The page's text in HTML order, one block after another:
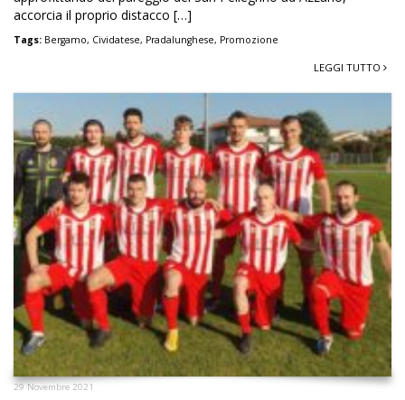
accorcia il proprio distacco […]
Tags: Bergamo, Cividatese, Pradalunghese, Promozione
LEGGI TUTTO
29 Novembre 2021